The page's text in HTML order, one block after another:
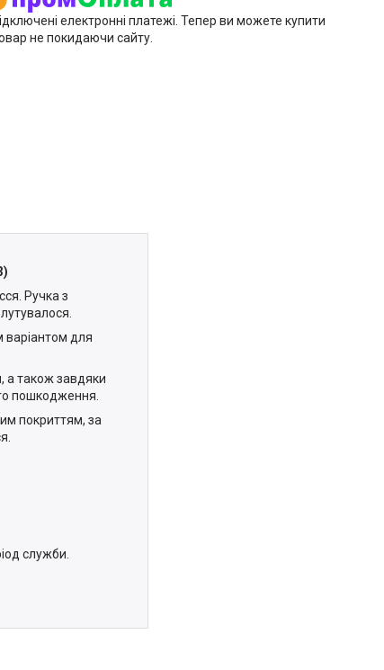
електронні платежі. Тепер ви можете купити
не покидаючи сайту.
Ручка з
для
, а також завдяки
пошкодження.
покриттям, за
служби.